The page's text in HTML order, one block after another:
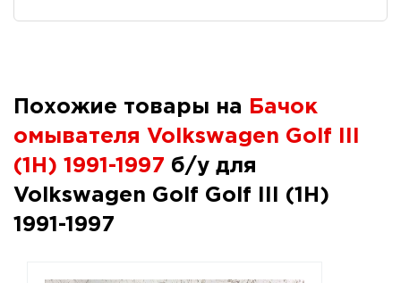
Похожие товары на
Бачок
омывателя Volkswagen Golf III
(1H) 1991-1997 б/у для
Volkswagen Golf Golf III (1H)
1991-1997